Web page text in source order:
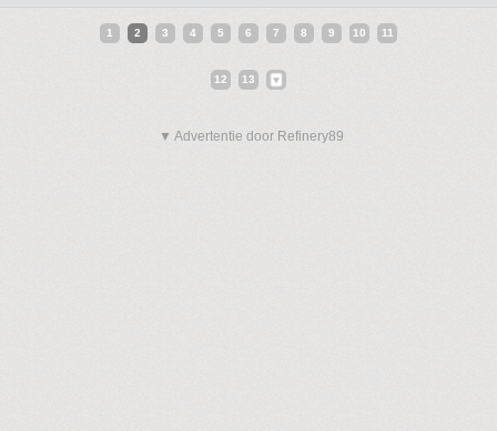
1 2 3 4 5 6 7 8 9 10 11
12 13
▼ Advertentie door Refinery89